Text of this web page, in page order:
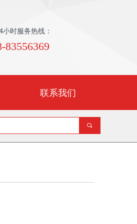
小时服务热线：
83556369
联系我们
끠